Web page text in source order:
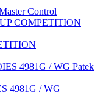
Control
Patek
4981G / WG